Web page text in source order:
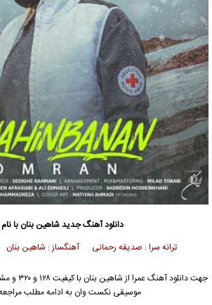
دانلود آهنگ جدیدشاهین بنان با نام
ترانه سرا : صدیقه رحمانی آهنگساز : شاهین بنان
جهت
موسیقی نکست وان به ادامه مطلب